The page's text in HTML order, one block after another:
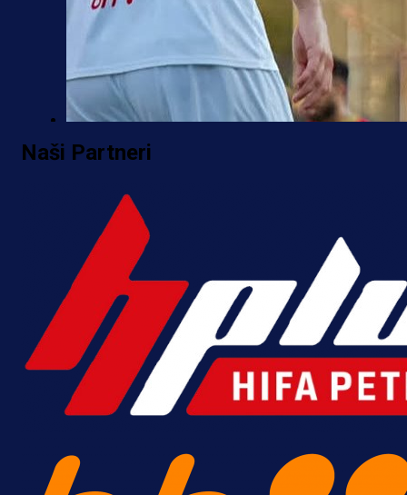
Banje Luke zgrozile javnost:
zbog skandiranja Ratku Mladiću!
18 h 40 min
Naši Partneri